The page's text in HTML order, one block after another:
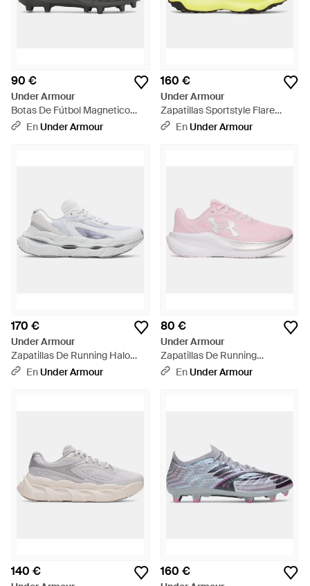
90 €
Under Armour
Botas De Fútbol Magnetico
Select 6 Fg Metalico Hyper
EnUnder Armour
160 €
Under Armour
Zapatillas Sportstyle Flare
Flash Light Negro Dark Naranja
EnUnder Armour
170 €
Under Armour
Zapatillas De Running Halo
Racer 2 Para Mujer Halo Acero
EnUnder Armour
80 €
Under Armour
Zapatillas De Running
Charged+ Chase Para Mujer
EnUnder Armour
140 € 160 €